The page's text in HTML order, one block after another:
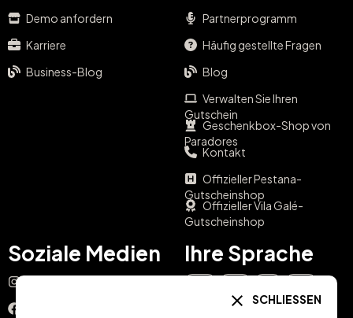
Demo anfordern
Karriere
Business-Blog
Partnerprogramm
Häufig gestellte Fragen
Blog
Verwalten Sie Ihren
Gutschein
Geschenkbox-Shop von
Paradores
Kontakt
Offizieller Pestana-
Gutscheinshop
Offizieller Vila Galé-
Gutscheinshop
Soziale Medien Ihre Sprache
SCHLIESSEN